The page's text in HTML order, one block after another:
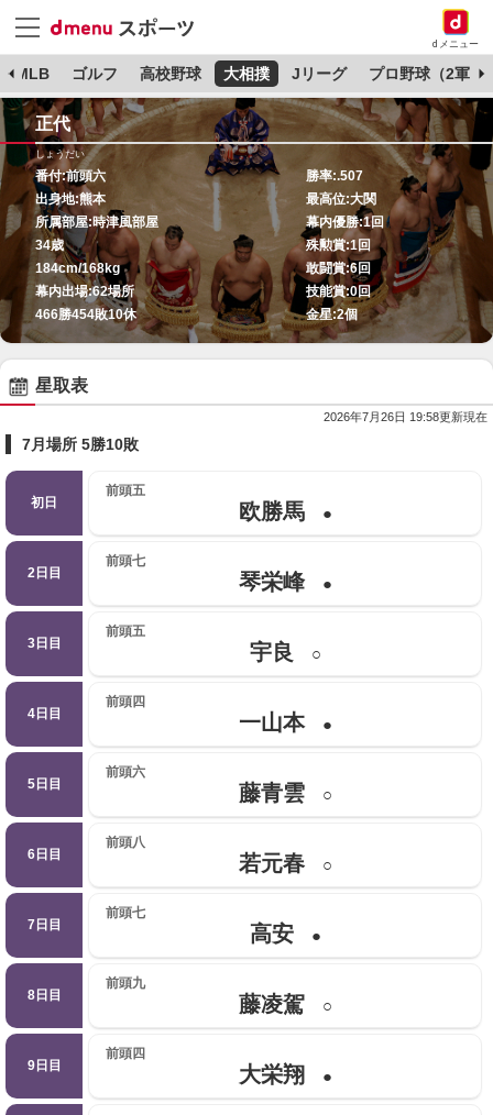
dメニュー
MLB ゴルフ 高校野球 大相撲 Jリーグ プロ野球（2軍）
正代
しょうだい
番付:前頭六
出身地:熊本
所属部屋:時津風部屋
34歳
184cm/168kg
幕内出場:62場所
466勝454敗10休
勝率:.507
最高位:大関
幕内優勝:1回
殊勲賞:1回
敢闘賞:6回
技能賞:0回
金星:2個
星取表
2026年7月26日 19:58更新現在
7月場所 5勝10敗
初日
前頭五
欧勝馬 ●
2日目
前頭七
琴栄峰 ●
3日目
前頭五
宇良 ○
4日目
前頭四
一山本 ●
5日目
前頭六
藤青雲 ○
6日目
前頭八
若元春 ○
7日目
前頭七
高安 ●
8日目
前頭九
藤凌駕 ○
9日目
前頭四
大栄翔 ●